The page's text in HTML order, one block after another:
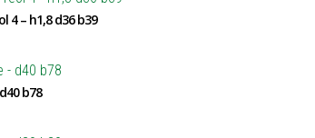
4 – h1,8 d36 b39
b78